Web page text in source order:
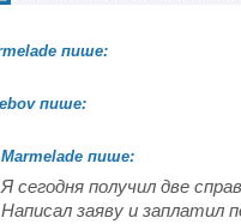
Я сегодня получил две
Написал заяву и заплатил